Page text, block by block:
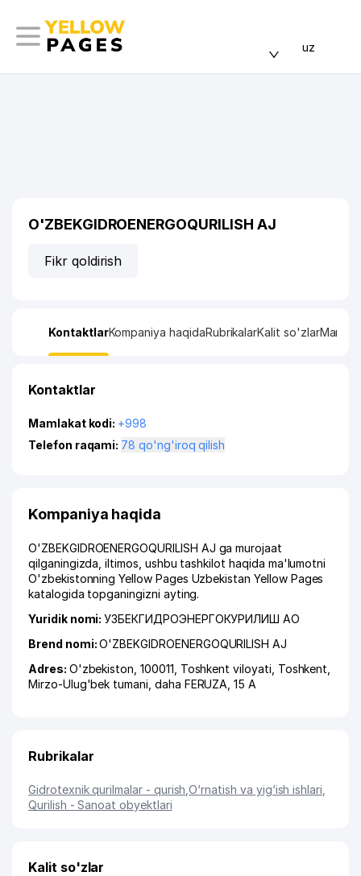
uz
O'ZBEKGIDROENERGOQURILISH AJ
Fikr qoldirish
KontaktlarKompaniya haqidaRubrikalarKalit so'zlarManzil
Kontaktlar
Mamlakat kodi: +998
Telefon raqami:
78 qo'ng'iroq qilish
Kompaniya haqida
O'ZBEKGIDROENERGOQURILISH AJ ga murojaat
qilganingizda, iltimos, ushbu tashkilot haqida ma'lumotni
O'zbekistonning Yellow Pages Uzbekistan Yellow Pages
katalogida topganingizni ayting.
Yuridik nomi:УЗБЕКГИДРОЭНЕРГОКУРИЛИШ АО
Brend nomi:O'ZBEKGIDROENERGOQURILISH AJ
Adres: O'zbekiston, 100011, Toshkent viloyati Toshkent
Mirzo-Ulug'bek tumani daha FERUZA , 15 A
Rubrikalar
Gidrotexnik qurilmalar - qurish ,O‘rnatish va yig‘ish ishlari
Qurilish - Sanoat obyektlari
Kalit so'zlar